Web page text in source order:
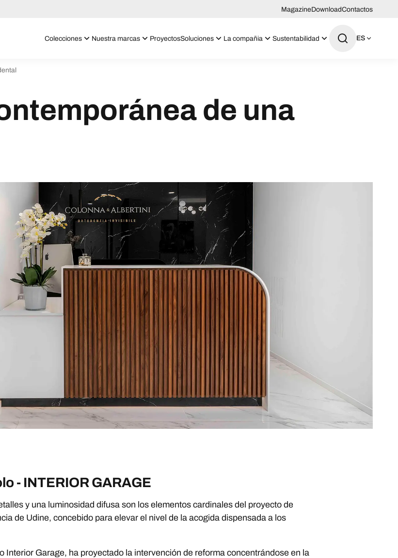
MagazineDownloadContactos
Colecciones Nuestra marcas ProyectosSoluciones La compañia Sustentabilidad ES
de una
- INTERIOR GARAGE
y una luminosidad difusa son los elementos cardinales del proyecto de
de Udine, concebido para elevar el nivel de la acogida dispensada a los
Interior Garage, ha proyectado la intervención de reforma concentrándose en la